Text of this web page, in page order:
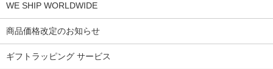
WE SHIP WORLDWIDE
商品価格改定のお知らせ
ギフトラッピング サービス